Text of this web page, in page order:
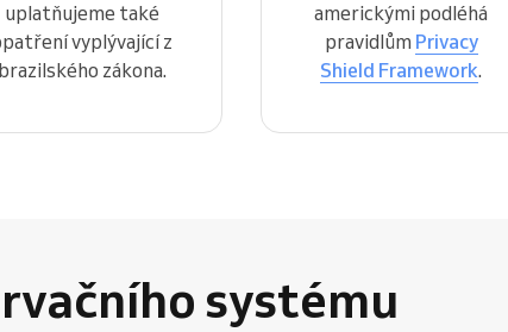
uplatňujeme také
vyplývající z
brazilského zákona.
americkými podléhá
pravidlům Privacy
Shield Framework.
systému